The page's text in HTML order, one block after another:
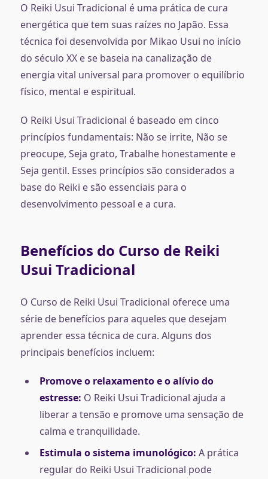
O Reiki Usui Tradicional é uma prática de cura
energética que tem suas raízes no Japão. Essa
técnica foi desenvolvida por Mikao Usui no início
do século XX e se baseia na canalização de
energia vital universal para promover o equilíbrio
físico, mental e espiritual.
O Reiki Usui Tradicional é baseado em cinco
princípios fundamentais: Não se irrite, Não se
preocupe, Seja grato, Trabalhe honestamente e
Seja gentil. Esses princípios são considerados a
base do Reiki e são essenciais para o
desenvolvimento pessoal e a cura.
Benefícios do Curso de Reiki
Usui Tradicional
O Curso de Reiki Usui Tradicional oferece uma
série de benefícios para aqueles que desejam
aprender essa técnica de cura. Alguns dos
principais benefícios incluem:
Promove o relaxamento e o alívio do
estresse: O Reiki Usui Tradicional ajuda a
liberar a tensão e promove uma sensação de
calma e tranquilidade.
Estimula o sistema imunológico: A prática
regular do Reiki Usui Tradicional pode